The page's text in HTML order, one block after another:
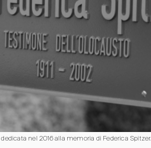
nel 2016 alla memoria di Federica Spitzer.